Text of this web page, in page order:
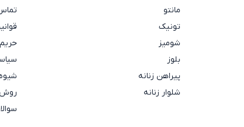
مانتو
تونیک
شومیز
بلوز
پیراهن زنانه
شلوار زنانه
روش